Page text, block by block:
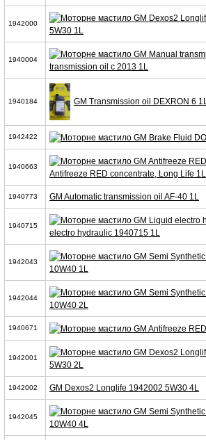
1942000
5W30 1L
1940004
transmission oil с 2013 1L
1940184 GM Transmission oil DEXRON 6
1942422
1940663
Antifreeze RED concentrate, Long Life 1L
1940773 GM Automatic transmission oil AF-40 1L
1940715
electro hydraulic 1940715 1L
1942043
10W40 1L
1942044
10W40 2L
1940671
1942001
5W30 2L
1942002 GM Dexos2 Longlife 1942002 5W30 4L
1942045
10W40 4L